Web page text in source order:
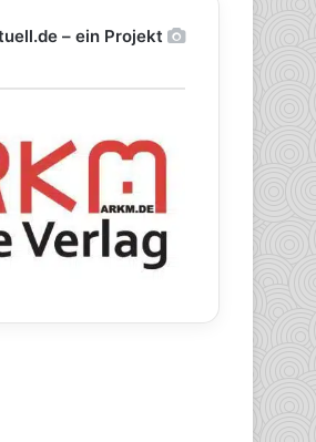
– ein Projekt